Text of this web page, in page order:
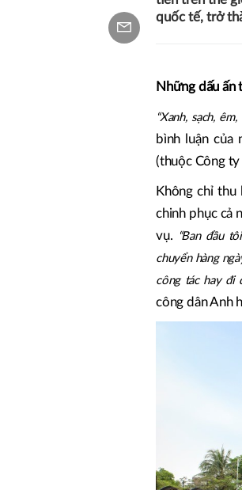
quốc tế, trở
Những dấu ấn
“Xanh, sạch,
bình luận của
(thuộc Công ty
Không chỉ
chinh phục cả
vụ.
“Ban đầu
chuyển hàng
công tác hay đi
công dân Anh